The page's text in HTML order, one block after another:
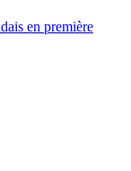
en première